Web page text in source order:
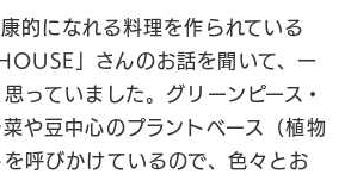
的になれる料理を作られている
」さんのお話を聞いて、一
っていました。グリーンピース・
や豆中心のプラントベース（植物
呼びかけているので、色々とお